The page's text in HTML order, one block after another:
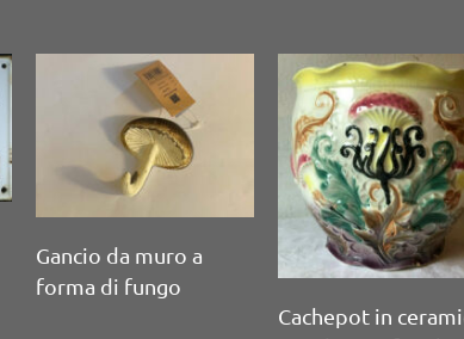
olio-aceto a forma
fungo Porcino